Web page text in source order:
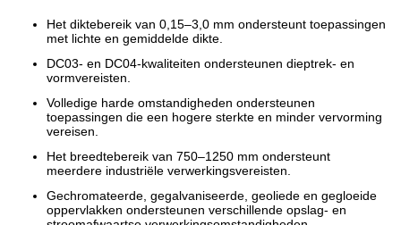
Het diktebereik van 0,15–3,0 mm ondersteunt toepassingen
met lichte en gemiddelde dikte.
DC03- en DC04-kwaliteiten ondersteunen dieptrek- en
vormvereisten.
Volledige harde omstandigheden ondersteunen
toepassingen die een hogere sterkte en minder vervorming
vereisen.
Het breedtebereik van 750–1250 mm ondersteunt
meerdere industriële verwerkingsvereisten.
Gechromateerde, gegalvaniseerde, geoliede en gegloeide
oppervlakken ondersteunen verschillende opslag- en